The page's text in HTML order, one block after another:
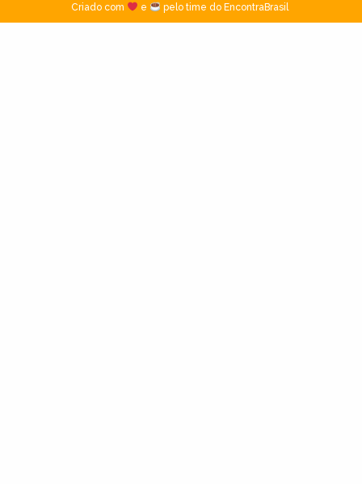
Criado com
e pelo time do EncontraBrasil